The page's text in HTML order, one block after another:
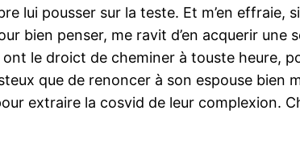
lui pousser sur la teste. Et m’en effraie,
bien penser, me ravit d’en acquerir une
ont le droict de cheminer à touste heure,
que de renoncer à son espouse bien
extraire la cosvid de leur complexion.